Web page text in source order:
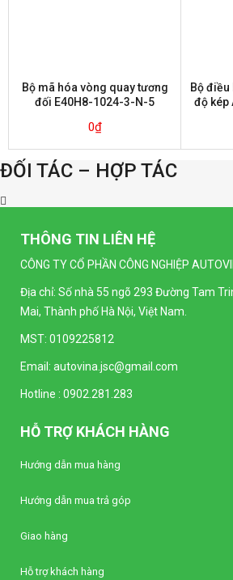
Bộ mã hóa vòng quay tương
đối E40H8-1024-3-N-5
0₫
Bộ điều
độ kép
ĐỐI TÁC – HỢP TÁC
THÔNG TIN LIÊN HỆ
CÔNG TY CỔ PHẦN CÔNG NGHIỆP
Địa chỉ: Số nhà 55 ngõ 293 Đường Tam
Mai, Thành phố Hà Nội, Việt Nam.
MST: 0109225812
Email: autovina.jsc@gmail.com
Hotline : 0902.281.283
HỖ TRỢ KHÁCH HÀNG
Hướng dẫn mua hàng
Hướng dẫn mua trả góp
Giao hàng
Hỗ trợ khách hàng